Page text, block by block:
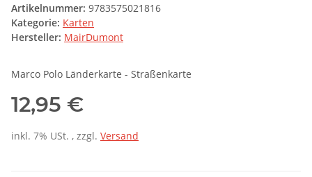
Artikelnummer: 9783575021816
Kategorie: Karten
Hersteller: MairDumont
Marco Polo Länderkarte - Straßenkarte
12,95 €
inkl. 7% USt. , zzgl. Versand